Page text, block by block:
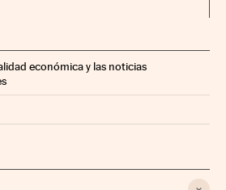
económica y las noticias
en Facebook
Días en Twitter